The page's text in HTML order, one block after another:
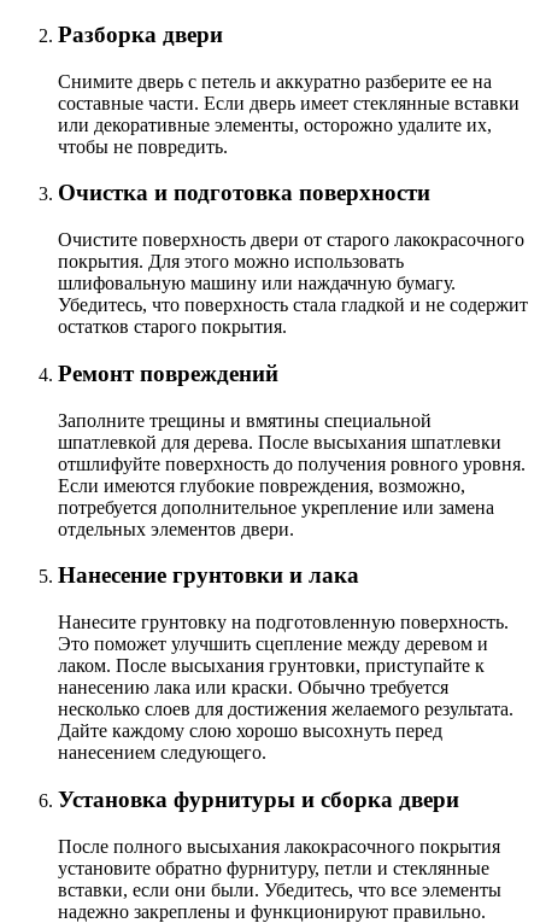
Разборка двери
Снимите дверь с петель и аккуратно разберите ее на
составные части. Если дверь имеет стеклянные вставки
или декоративные элементы, осторожно удалите их,
чтобы не повредить.
Очистка и подготовка поверхности
Очистите поверхность двери от старого лакокрасочного
покрытия. Для этого можно использовать
шлифовальную машину или наждачную бумагу.
Убедитесь, что поверхность стала гладкой и не содержит
остатков старого покрытия.
Ремонт повреждений
Заполните трещины и вмятины специальной
шпатлевкой для дерева. После высыхания шпатлевки
отшлифуйте поверхность до получения ровного уровня.
Если имеются глубокие повреждения, возможно,
потребуется дополнительное укрепление или замена
отдельных элементов двери.
Нанесение грунтовки и лака
Нанесите грунтовку на подготовленную поверхность.
Это поможет улучшить сцепление между деревом и
лаком. После высыхания грунтовки, приступайте к
нанесению лака или краски. Обычно требуется
несколько слоев для достижения желаемого результата.
Дайте каждому слою хорошо высохнуть перед
нанесением следующего.
Установка фурнитуры и сборка двери
После полного высыхания лакокрасочного покрытия
установите обратно фурнитуру, петли и стеклянные
вставки, если они были. Убедитесь, что все элементы
надежно закреплены и функционируют правильно.